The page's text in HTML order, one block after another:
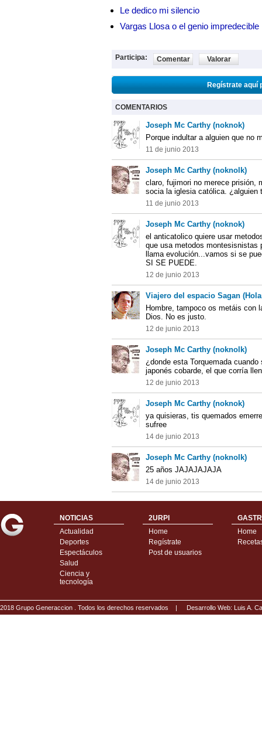
Le dedico mi silencio
Vargas Llosa o el genio impredecible
Participa: Comentar Valorar
Regístrate aquí
COMENTARIOS
Joseph Mc Carthy (noknok)
Porque indultar a alguien que no
11 de junio 2013
Joseph Mc Carthy (noknolk)
claro, fujimori no merece prisión,
socia la iglesia católica. ¿alguien
11 de junio 2013
Joseph Mc Carthy (noknok)
el anticatolico quiere usar
que usa metodos montesisnistas
llama evolución...vamos si se
SI SE PUEDE.
12 de junio 2013
Viajero del espacio Sagan
Hombre, tampoco os metáis con
Dios. No es justo.
12 de junio 2013
Joseph Mc Carthy (noknolk)
¿donde esta Torquemada
japonés cobarde, el que corría
12 de junio 2013
Joseph Mc Carthy (noknok)
ya quisieras, tis quemados
sufree
14 de junio 2013
Joseph Mc Carthy (noknolk)
25 años JAJAJAJAJA
14 de junio 2013
NOTICIAS
Actualidad
Deportes
Espectáculos
Salud
Ciencia y
tecnología
2URPI
Home
Regístrate
Post de usuarios
Home
2018 Grupo Generaccion . Todos los derechos reservados | Desarrollo Web: Luis